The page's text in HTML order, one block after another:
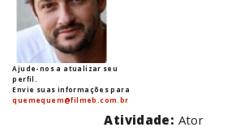
Ajude-nos a atualizar seu
perfil.
Envie suas informações para
quemequem@filmeb.com.br
Atividade: Ator